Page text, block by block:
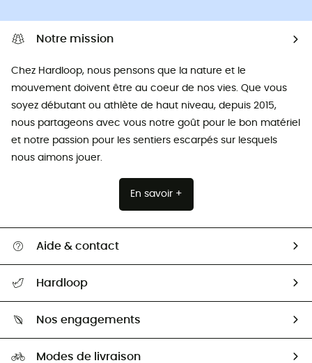
Notre mission
Chez Hardloop, nous pensons que la nature et le
mouvement doivent être au coeur de nos vies. Que vous
soyez débutant ou athlète de haut niveau, depuis 2015,
nous partageons avec vous notre goût pour le bon matériel
et notre passion pour les sentiers escarpés sur lesquels
nous aimons jouer.
En savoir +
Aide & contact
Retour & remboursement
Guide des tailles
Seconde Main
Hardloop
HardGuides
Nos engagements
Modes de livraison